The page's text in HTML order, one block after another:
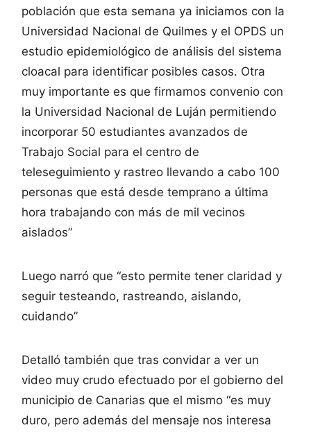
población que esta semana ya iniciamos con la
Universidad Nacional de Quilmes y el OPDS un
estudio epidemiológico de análisis del sistema
cloacal para identificar posibles casos. Otra
muy importante es que firmamos convenio con
la Universidad Nacional de Luján permitiendo
incorporar 50 estudiantes avanzados de
Trabajo Social para el centro de
teleseguimiento y rastreo llevando a cabo 100
personas que está desde temprano a última
hora trabajando con más de mil vecinos
aislados”
Luego narró que “esto permite tener claridad y
seguir testeando, rastreando, aislando,
cuidando”
Detalló también que tras convidar a ver un
video muy crudo efectuado por el gobierno del
municipio de Canarias que el mismo “es muy
duro, pero además del mensaje nos interesa